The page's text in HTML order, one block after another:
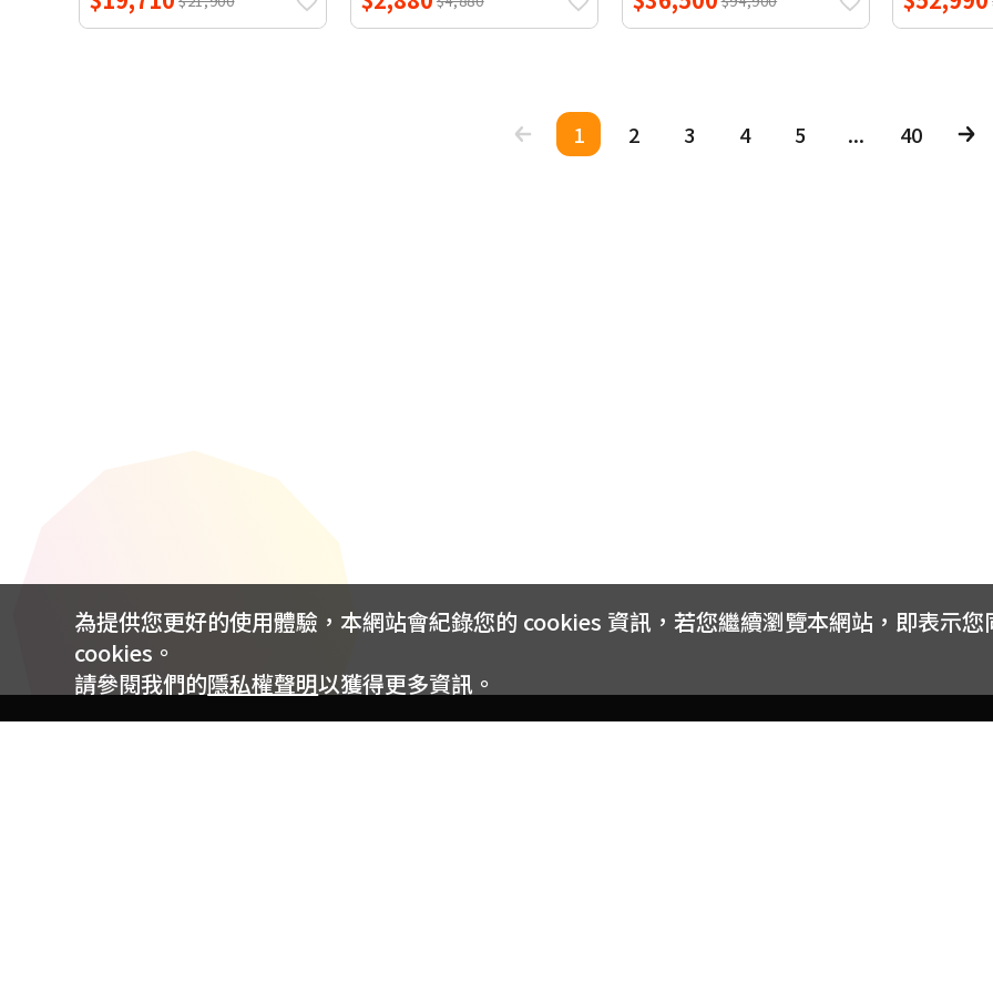
1 2 3 4 5 ... 40
為提供您更好的使用體驗，本網站會紀錄您的 cookies 資訊，若您繼續瀏覽本網站，即表示您
cookies。
請參閱我們的隱私權聲明以獲得更多資訊。